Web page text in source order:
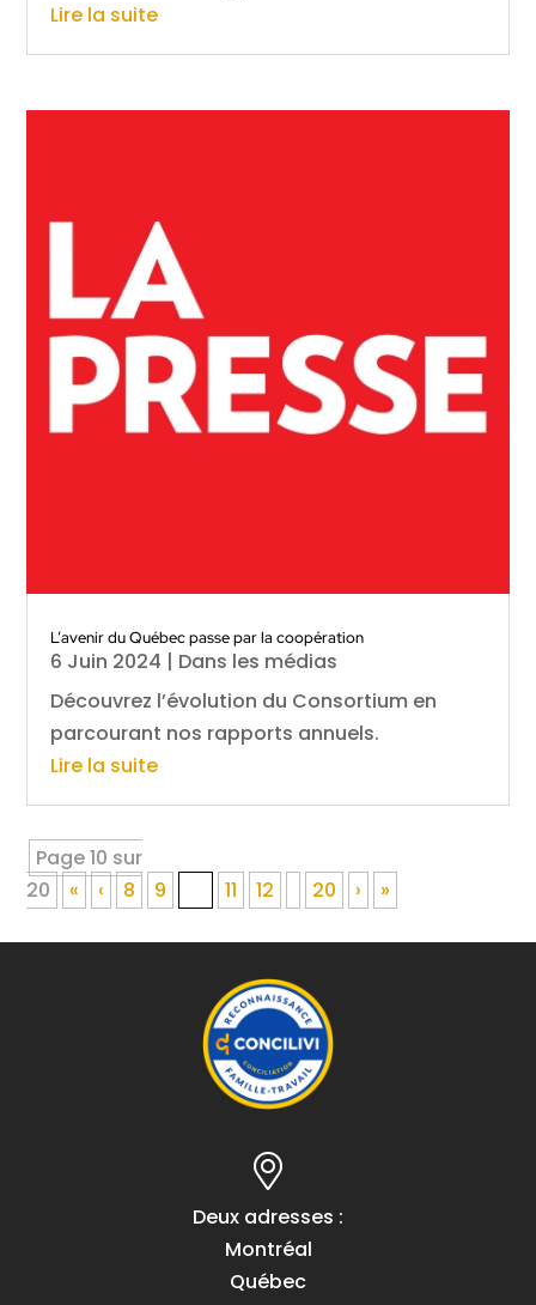
Lire la suite
L’avenir du Québec passe par la coopération
6 Juin 2024 | Dans les médias
Découvrez l’évolution du Consortium en
parcourant nos rapports annuels.
Lire la suite
Page 10 sur
20
« ‹ 8 9 11 12 20 › »
Deux adresses :
Montréal
Québec